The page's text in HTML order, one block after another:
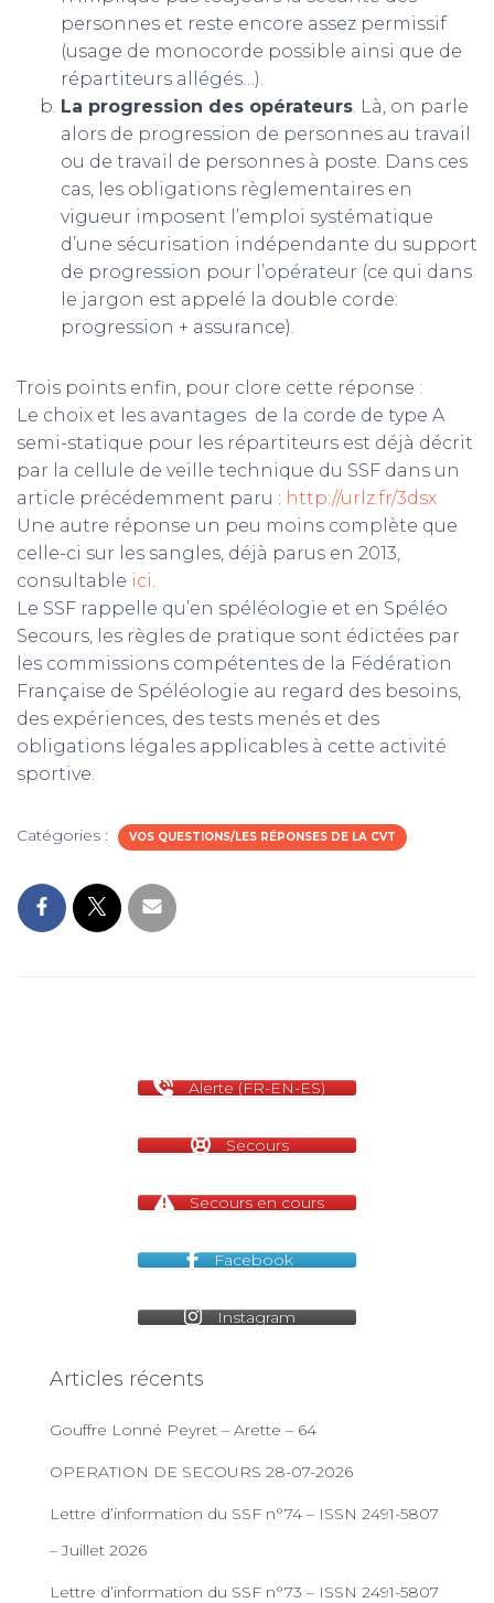
personnes et reste encore assez permissif
(usage de monocorde possible ainsi que de
répartiteurs allégés…).
La progression des opérateurs . Là, on parle
alors de progression de personnes au travail
ou de travail de personnes à poste. Dans ces
cas, les obligations règlementaires en
vigueur imposent l’emploi systématique
d’une sécurisation indépendante du support
de progression pour l’opérateur (ce qui dans
le jargon est appelé la double corde:
progression + assurance).
Trois points enfin, pour clore cette réponse :
Le choix et les avantages de la corde de type A
semi-statique pour les répartiteurs est déjà décrit
par la cellule de veille technique du SSF dans un
article précédemment paru : http://urlz.fr/3dsx
Une autre réponse un peu moins complète que
celle-ci sur les sangles, déjà parus en 2013,
consultable ici
Le SSF rappelle qu’en spéléologie et en Spéléo
Secours, les règles de pratique sont édictées par
les commissions compétentes de la Fédération
Française de Spéléologie au regard des besoins,
des expériences, des tests menés et des
obligations légales applicables à cette activité
sportive.
Catégories : VOS QUESTIONS/LES RÉPONSES DE LA CVT
Alerte (FR-EN-ES)
Secours
Secours en cours
Facebook
Instagram
Articles récents
Gouffre Lonné Peyret – Arette – 64
OPERATION DE SECOURS 28-07-2026
Lettre d’information du SSF n°74 – ISSN 2491-5807
– Juillet 2026
Lettre d’information du SSF n°73 – ISSN 2491-5807